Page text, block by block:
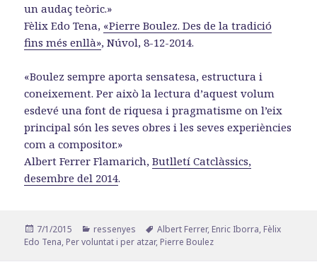
un audaç teòric.»
Fèlix Edo Tena, «Pierre Boulez. Des de la tradició
fins més enllà», Núvol, 8-12-2014.
«Boulez sempre aporta sensatesa, estructura i
coneixement. Per això la lectura d’aquest volum
esdevé una font de riquesa i pragmatisme on l’eix
principal són les seves obres i les seves experiències
com a compositor.»
Albert Ferrer Flamarich,Butlletí Catclàssics,
desembre del 2014.
Publicat
el
7/1/2015 Categories
ressenyes Etiquetes
Albert Ferrer, Enric Iborra, Fèlix
Edo Tena, Per voluntat i per atzar, Pierre Boulez